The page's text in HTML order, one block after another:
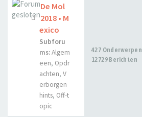
De Mol
2018 • M
exico
Subforu
ms:Algem
een, Opdr
achten, V
erborgen
hints, Off-t
opic
427 Onderwerpen
12729 Berichten